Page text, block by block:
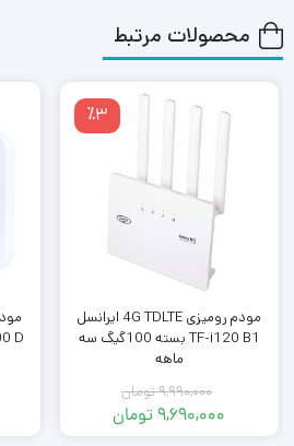
محصولات مرتبط
٪3
مودم رومیزی 4G TDLTE ایرانسل
TF-i120 B1 بسته 100گیگ سه
ماهه
۹,۹۹۰,۰۰۰تومان
قیمت
۹,۶۹۰,۰۰۰تومان
قیمت